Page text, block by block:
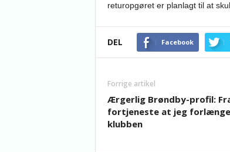
returopgøret er planlagt til at
DEL Facebook
Forrige artikel
Ærgerlig Brøndby-profil:
fortjeneste at jeg
klubben